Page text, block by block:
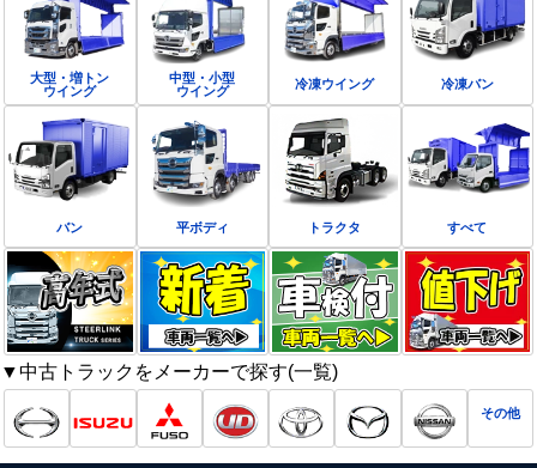
大型・増トン
ウイング
中型・小型
ウイング
冷凍ウイング 冷凍バン
バン 平ボディ トラクタ すべて
▼中古トラックをメーカーで探す(一覧)
その他